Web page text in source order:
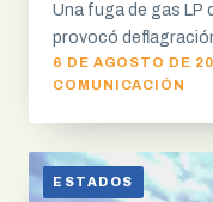
Una fuga de gas LP
provocó
6 DE AGOSTO DE
COMUNICACIÓN
ESTADOS